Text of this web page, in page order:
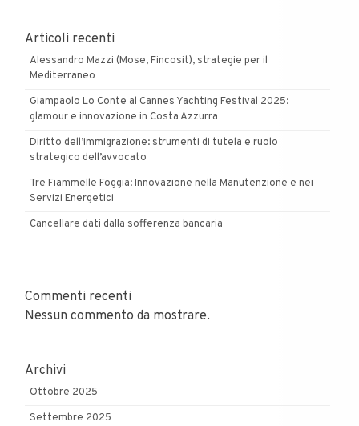
Articoli recenti
Alessandro Mazzi (Mose, Fincosit), strategie per il
Mediterraneo
Giampaolo Lo Conte al Cannes Yachting Festival 2025:
glamour e innovazione in Costa Azzurra
Diritto dell’immigrazione: strumenti di tutela e ruolo
strategico dell’avvocato
Tre Fiammelle Foggia: Innovazione nella Manutenzione e nei
Servizi Energetici
Cancellare dati dalla sofferenza bancaria
Commenti recenti
Nessun commento da mostrare.
Archivi
Ottobre 2025
Settembre 2025